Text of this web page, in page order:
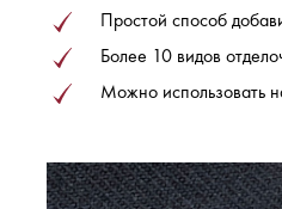
Простой способ
Более 10 видов
Можно использовать